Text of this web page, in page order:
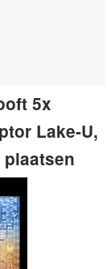
5x
Lake-U,
plaatsen